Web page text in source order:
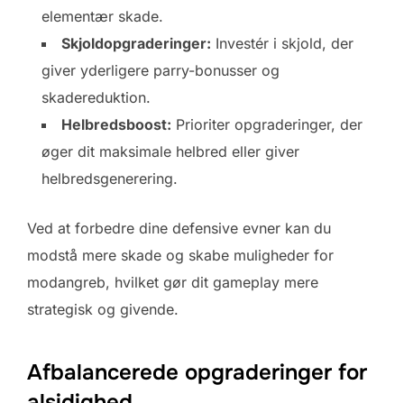
elementær skade.
Skjoldopgraderinger: Investér i skjold, der
giver yderligere parry-bonusser og
skadereduktion.
Helbredsboost: Prioriter opgraderinger, der
øger dit maksimale helbred eller giver
helbredsgenerering.
Ved at forbedre dine defensive evner kan du
modstå mere skade og skabe muligheder for
modangreb, hvilket gør dit gameplay mere
strategisk og givende.
Afbalancerede opgraderinger for